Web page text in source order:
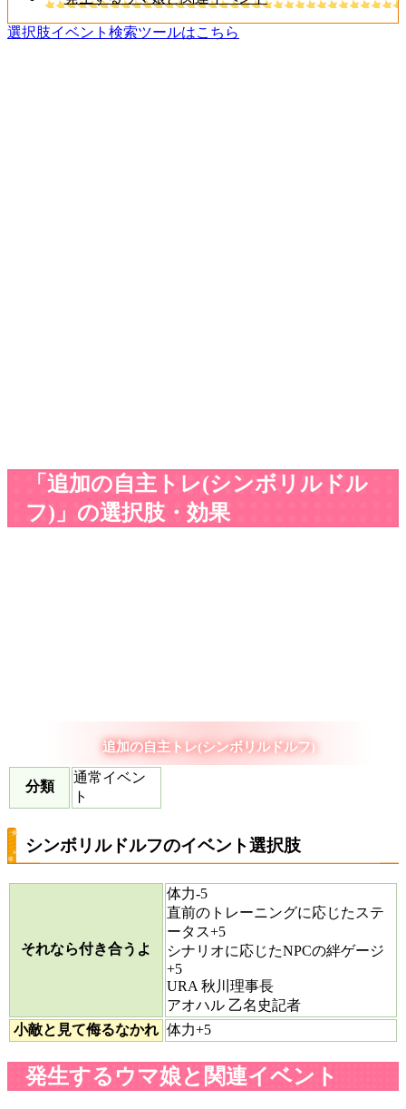
選択肢イベント検索ツールはこちら
「追加の自主トレ(シンボリルドル
フ)」の選択肢・効果
追加の自主トレ(シンボリルドルフ)
分類
通常イベン
ト
シンボリルドルフのイベント選択肢
それなら付き合うよ
体力-5
直前のトレーニングに応じたステ
ータス+5
シナリオに応じたNPCの絆ゲージ
+5
URA 秋川理事長
アオハル 乙名史記者
小敵と見て侮るなかれ 体力+5
発生するウマ娘と関連イベント